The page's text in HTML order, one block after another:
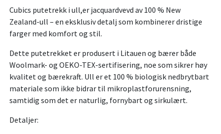
Cubics putetrekk i ull,er jacquardvevd av 100 % New
Zealand-ull – en eksklusiv detalj som kombinerer dristige
farger med komfort og stil.
Dette putetrekket er produsert i Litauen og bærer både
Woolmark- og OEKO-TEX-sertifisering, noe som sikrer høy
kvalitet og bærekraft. Ull er et 100 % biologisk nedbrytbart
materiale som ikke bidrar til mikroplastforurensning,
samtidig som det er naturlig, fornybart og sirkulært.
Detaljer: